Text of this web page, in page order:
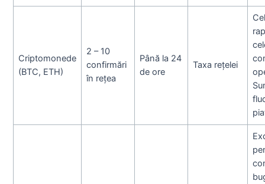
Criptomonede
(BTC, ETH)
2 – 10
confirmări
în rețea
Până la 24
de ore
Taxa rețelei